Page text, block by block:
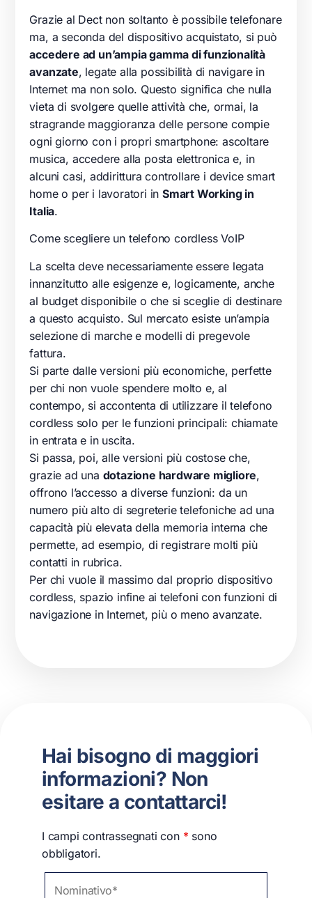
Grazie al Dect non soltanto è possibile telefonare
ma, a seconda del dispositivo acquistato, si può
accedere ad un’ampia gamma di funzionalità
avanzate, legate alla possibilità di navigare in
Internet ma non solo. Questo significa che nulla
vieta di svolgere quelle attività che, ormai, la
stragrande maggioranza delle persone compie
ogni giorno con i propri smartphone: ascoltare
musica, accedere alla posta elettronica e, in
alcuni casi, addirittura controllare i device smart
home o per i lavoratori in Smart Working in
Italia.
Come scegliere un telefono cordless VoIP
La scelta deve necessariamente essere legata
innanzitutto alle esigenze e, logicamente, anche
al budget disponibile o che si sceglie di destinare
a questo acquisto. Sul mercato esiste un’ampia
selezione di marche e modelli di pregevole
fattura.
Si parte dalle versioni più economiche, perfette
per chi non vuole spendere molto e, al
contempo, si accontenta di utilizzare il telefono
cordless solo per le funzioni principali: chiamate
in entrata e in uscita.
Si passa, poi, alle versioni più costose che,
grazie ad una dotazione hardware migliore,
offrono l’accesso a diverse funzioni: da un
numero più alto di segreterie telefoniche ad una
capacità più elevata della memoria interna che
permette, ad esempio, di registrare molti più
contatti in rubrica.
Per chi vuole il massimo dal proprio dispositivo
cordless, spazio infine ai telefoni con funzioni di
navigazione in Internet, più o meno avanzate.
Hai bisogno di maggiori
informazioni? Non
esitare a contattarci!
I campi contrassegnati con * sono
obbligatori.